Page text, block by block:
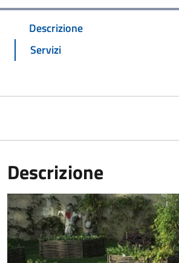
Descrizione
Servizi
Descrizione